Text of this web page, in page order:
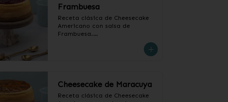
Frambuesa
Receta clásica de Cheesecake
Americano con salsa de
Frambuesa.
Cheesecake de Maracuya
Receta clásica de Cheesecake